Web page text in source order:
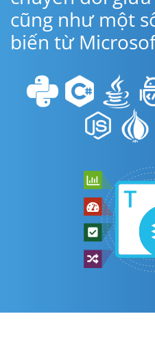
cũng như một
biến từ